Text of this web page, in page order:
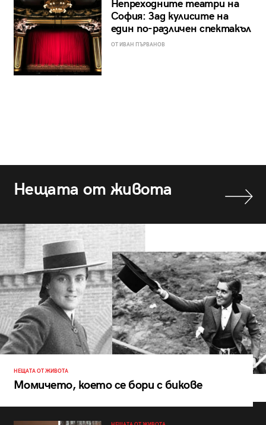
Непреходните театри на
София: Зад кулисите на
един по-различен спектакъл
ОТ ИВАН ПЪРВАНОВ
Нещата от живота
НЕЩАТА ОТ ЖИВОТА
Момичето, което се бори с бикове